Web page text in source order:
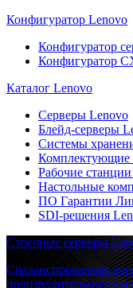
Конфигуратор Lenovo
Конфигуратор
Конфигуратор
Каталог Lenovo
Серверы Lenovo
Блейд-серверы
Системы
Комплектующие
Рабочие
Настольные
ПО Гарантии
SDI-решения
Стоечные серверы
Сбалансированная
производительность